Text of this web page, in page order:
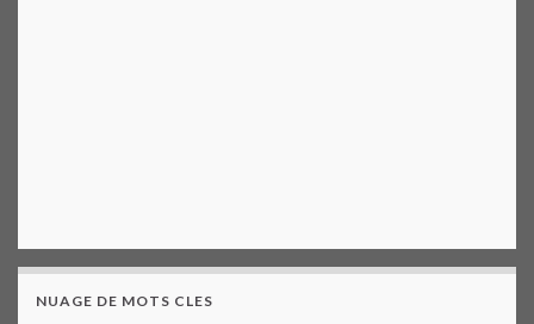
NUAGE DE MOTS CLES